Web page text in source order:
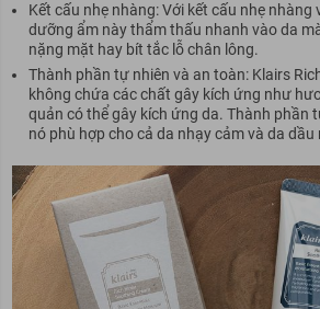
Kết cấu nhẹ nhàng: Với kết cấu nhẹ nhàng
dưỡng ẩm này thẩm thấu nhanh vào da
nặng mặt hay bít tắc lỗ chân lông.
Thành phần tự nhiên và an toàn: Klairs
không chứa các chất gây kích ứng như
quản có thể gây kích ứng da. Thành phần
nó phù hợp cho cả da nhạy cảm và da dầu